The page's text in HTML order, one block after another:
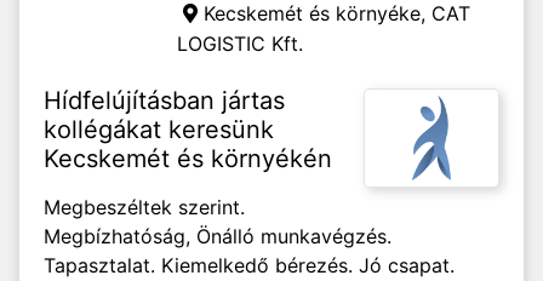
Kecskemét és környéke, CAT
LOGISTIC Kft.
Hídfelújításban jártas
kollégákat keresünk
Kecskemét és környékén
Megbeszéltek szerint.
Megbízhatóság, Önálló munkavégzés.
Tapasztalat. Kiemelkedő bérezés. Jó csapat.